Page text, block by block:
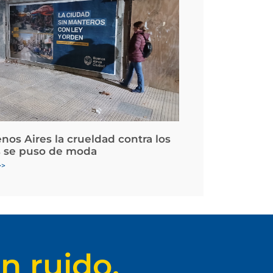
Aires la crueldad contra los
se puso de moda